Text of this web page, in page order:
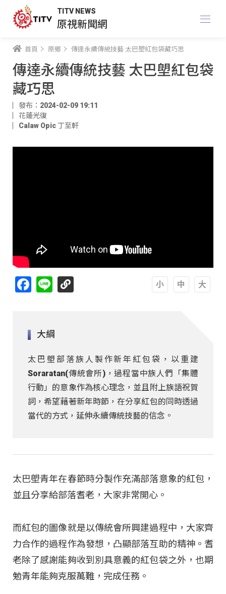
TITV NEWS
原視新聞網
首頁 原鄉 傳達永續傳統技藝 太巴塱紅包袋藏巧思
傳達永續傳統技藝 太巴塱紅包袋
藏巧思
發布：2024-02-09 19:11
花蓮光復
Calaw Opic 丁至軒
Facebook
Line
大綱
太巴塱部落族人製作新年紅包袋，以重建
Soraratan(傳統會所)，過程當中族人們「集體
行動」的意象作為核心理念，並且附上族語祝賀
詞，希望藉著新年時節，在分享紅包的同時透過
當代的方式，延伸永續傳統技藝的信念。
太巴塱青年在春節時分製作充滿部落意象的紅包，
並且分享給部落耆老，大家非常開心。
而紅包的圖像就是以傳統會所興建過程中，大家齊
力合作的過程作為發想，凸顯部落互助的精神。耆
老除了感謝能夠收到別具意義的紅包袋之外，也期
勉青年能夠克服萬難，完成任務。